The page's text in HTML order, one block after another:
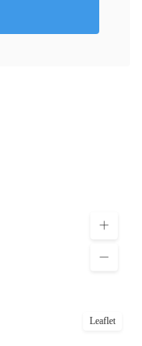
Leaflet